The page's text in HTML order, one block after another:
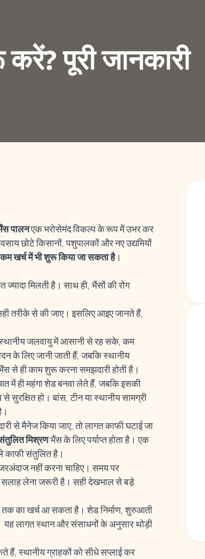
पूरी जानकारी
पालनएक भरोसेमंद विकल्प के रूप में उभर कर
छोटे किसानों, पशुपालकों और नए उद्यमियों
कम खर्च में भी शुरू किया जा सकता है।
मिलती है। साथ ही, भैंसों की रोग
तरीके से की जाए। इसलिए आइए जानते हैं,
जलवायु में आसानी से रह सके, कम
के लिए जानी जाती हैं, जबकि स्थानीय
से ही काम शुरू करना समझदारी होती है।
में ही महंगा शेड बनवा लेते हैं, जबकि इसकी
हो। बांस, टीन या स्थानीय सामग्री
से मैनेज किया जाए, तो लागत काफी घटाई जा
मिश्रणभैंस के लिए पर्याप्त होता है। एक
काफी संतुलित है।
नहीं करना चाहिए। समय पर
सलाह लेना जरूरी है। सही देखभाल से बड़े
का खर्च आ सकता है। शेड निर्माण, शुरुआती
यह लागत स्थान और संसाधनों के अनुसार थोड़ी
हैं, स्थानीय ग्राहकों को सीधे सप्लाई कर